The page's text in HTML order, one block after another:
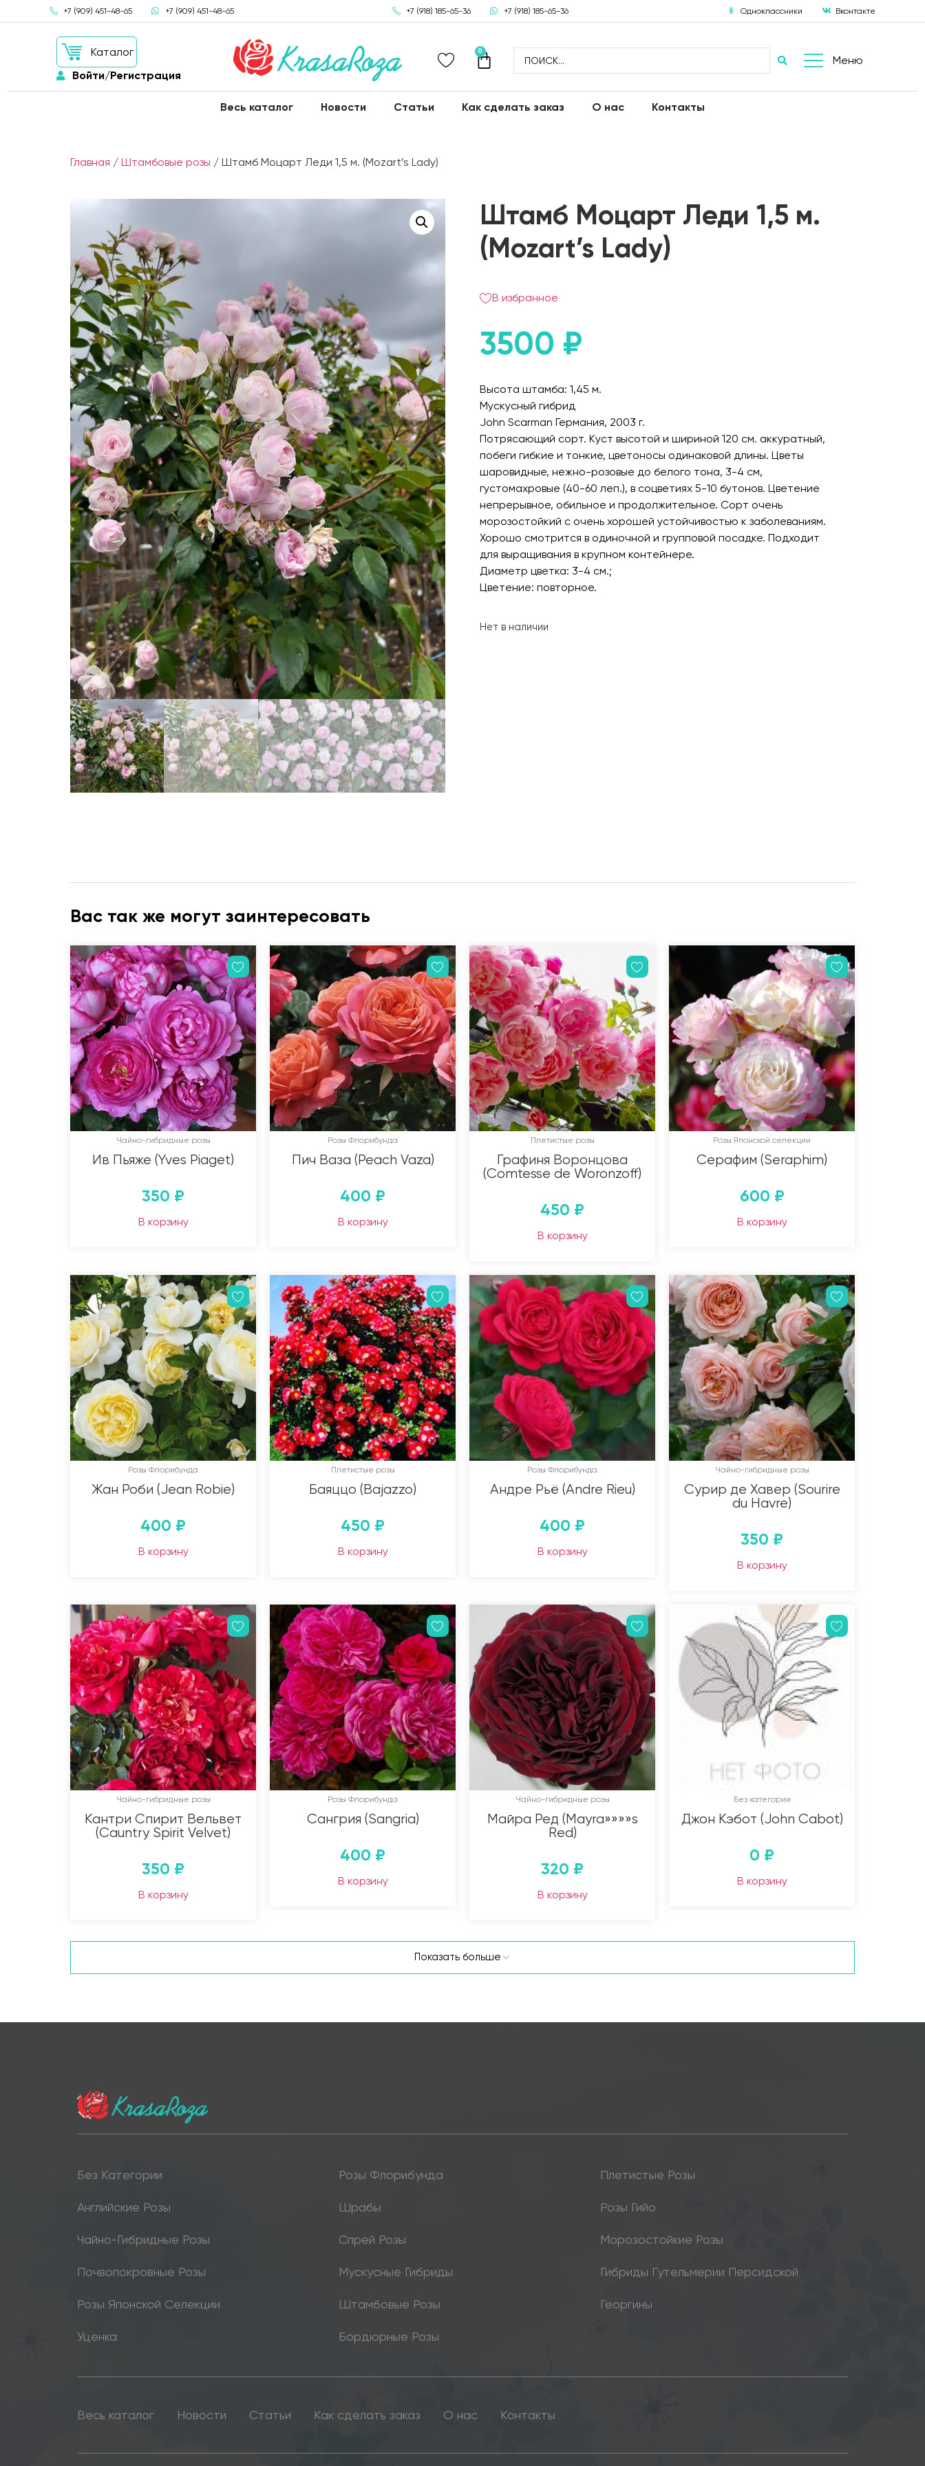
+7 (909) 451-48-65 +7 (909) 451-48-65 +7 (918) 185-65-36 +7 (918) 185-65-36 Одноклассники Вконтакте
Каталог
Войти/Регистрация
0
Меню
Весь каталог Новости Статьи Как сделать заказ О нас Контакты
Главная / Штамбовые розы / Штамб Моцарт Леди 1,5 м. (Mozart’s Lady)
Штамб Моцарт Леди 1,5 м.
(Mozart’s Lady)
В избранное
3500 ₽
Высота штамба: 1,45 м.
Мускусный гибрид
John Scarman Германия, 2003 г.
Потрясающий сорт. Куст высотой и шириной 120 см. аккуратный,
побеги гибкие и тонкие, цветоносы одинаковой длины. Цветы
шаровидные, нежно-розовые до белого тона, 3-4 см,
густомахровые (40-60 леп.), в соцветиях 5-10 бутонов. Цветение
непрерывное, обильное и продолжительное. Сорт очень
морозостойкий с очень хорошей устойчивостью к заболеваниям.
Хорошо смотрится в одиночной и групповой посадке. Подходит
для выращивания в крупном контейнере.
Диаметр цветка: 3-4 см.;
Цветение: повторное.
Нет в наличии
Вас так же могут заинтересовать
Чайно-гибридные розы
Ив Пьяже (Yves Piaget)
350 ₽
В корзину
Розы Флорибунда
Пич Ваза (Peach Vaza)
400 ₽
В корзину
Плетистые розы
Графиня Воронцова
(Comtesse de Woronzoff)
450 ₽
В корзину
Розы Японской селекции
Серафим (Seraphim)
600 ₽
В корзину
Розы Флорибунда
Жан Роби (Jean Robie)
400 ₽
В корзину
Плетистые розы
Баяццо (Bajazzo)
450 ₽
В корзину
Розы Флорибунда
Андре Рьё (Andre Rieu)
400 ₽
В корзину
Чайно-гибридные розы
Сурир де Хавер (Sourire
du Havre)
350 ₽
В корзину
Чайно-гибридные розы
Кантри Спирит Вельвет
(Cauntry Spirit Velvet)
350 ₽
В корзину
Розы Флорибунда
Сангрия (Sangria)
400 ₽
В корзину
Чайно-гибридные розы
Майра Ред (Mayra»»»»s
Red)
320 ₽
В корзину
Без категории
Джон Кэбот (John Cabot)
0 ₽
В корзину
Показать больше
Без Категории Розы Флорибунда Плетистые Розы
Английские Розы Шрабы Розы Гийо
Чайно-Гибридные Розы Спрей Розы Морозостойкие Розы
Почвопокровные Розы Мускусные Гибриды Гибриды Гутельмерии Персидской
Розы Японской Селекции Штамбовые Розы Георгины
Уценка Бордюрные Розы
Весь каталог Новости Статьи Как сделать заказ О нас Контакты